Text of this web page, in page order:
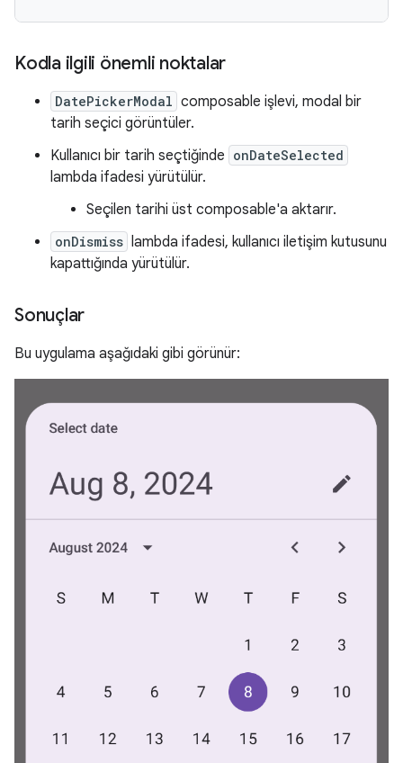
Kodla ilgili önemli noktalar
DatePickerModal composable işlevi, modal bir
tarih seçici görüntüler.
Kullanıcı bir tarih seçtiğinde onDateSelected
lambda ifadesi yürütülür.
Seçilen tarihi üst composable'a aktarır.
onDismiss
lambda ifadesi, kullanıcı iletişim kutusunu
kapattığında yürütülür.
Sonuçlar
Bu uygulama aşağıdaki gibi görünür: